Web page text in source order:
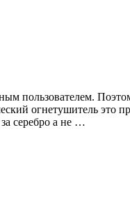
пользователем.
огнетушитель это
серебро а не …